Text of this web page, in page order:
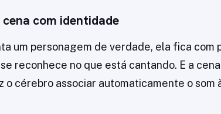
cena com identidade
um personagem de verdade, ela fica com
reconhece no que está cantando. E a
o cérebro associar automaticamente o som